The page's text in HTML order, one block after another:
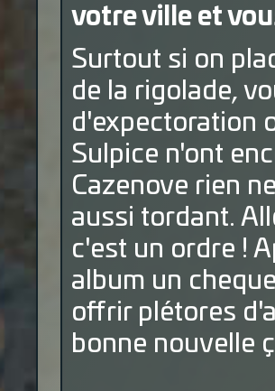
votre ville et
Surtout si on
de la rigolade,
d'expectoration
Sulpice n'ont
Cazenove rien
aussi tordant.
c'est un ordre !
album un
offrir plétores
bonne nouvelle